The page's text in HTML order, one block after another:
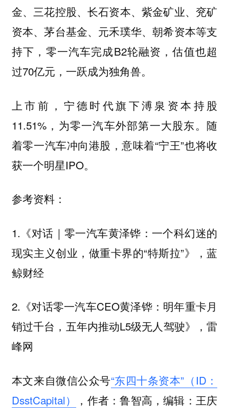
金、三花控股、长石资本、紫金矿业、兖矿
资本、茅台基金、元禾璞华、朝希资本等支
持下，零一汽车完成B2轮融资，估值也超
过70亿元，一跃成为独角兽。
上市前，宁德时代旗下溥泉资本持股
11.51%，为零一汽车外部第一大股东。随
着零一汽车冲向港股，意味着“宁王”也将收
获一个明星IPO。
参考资料：
1.《对话｜零一汽车黄泽铧：一个科幻迷的
现实主义创业，做重卡界的“特斯拉”》，蓝
鲸财经
2.《对话零一汽车CEO黄泽铧：明年重卡月
销过千台，五年内推动L5级无人驾驶》，雷
峰网
本文来自微信公众号“东四十条资本”（ID：
DsstCapital）
，作者：鲁智高，编辑：王庆